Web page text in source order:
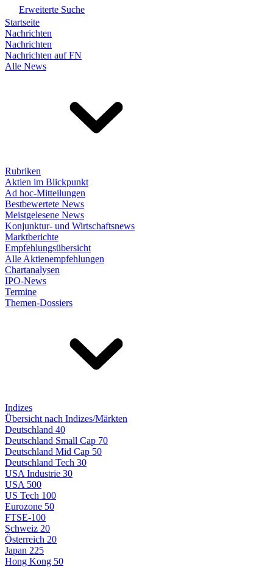
Erweiterte Suche
Startseite
Nachrichten
Nachrichten
Nachrichten auf FN
Alle News
Rubriken
Aktien im Blickpunkt
Ad hoc-Mitteilungen
Bestbewertete News
Meistgelesene News
Konjunktur- und Wirtschaftsnews
Marktberichte
Empfehlungsübersicht
Alle Aktienempfehlungen
Chartanalysen
IPO-News
Termine
Themen-Dossiers
Indizes
Übersicht nach Indizes/Märkten
Deutschland 40
Deutschland Small Cap 70
Deutschland Mid Cap 50
Deutschland Tech 30
USA Industrie 30
USA 500
US Tech 100
Eurozone 50
FTSE-100
Schweiz 20
Österreich 20
Japan 225
Hong Kong 50